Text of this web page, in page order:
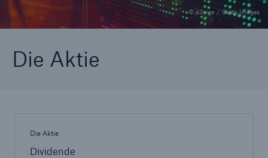
© d3sign / Getty Images
Die Aktie
Die Aktie
Dividende
Our expert perspective for insurance